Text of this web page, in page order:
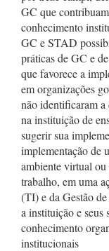
GC que
conhecimento
GC e STAD
práticas de GC e
que favorece a
em organizações
não identificaram
na instituição de
sugerir sua
implementação de
ambiente virtual ou
trabalho, em uma
(TI) e da Gestão
a instituição e
conhecimento
institucionais